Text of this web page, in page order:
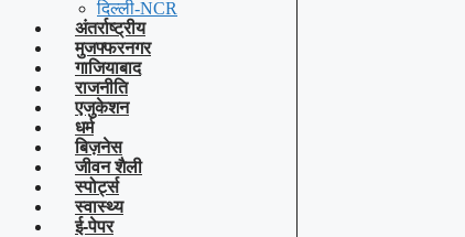
दिल्ली-NCR
अंतर्राष्ट्रीय
मुजफ्फरनगर
गाजियाबाद
राजनीति
एजुकेशन
धर्म
बिज़नेस
जीवन शैली
स्पोर्ट्स
स्वास्थ्य
ई-पेपर